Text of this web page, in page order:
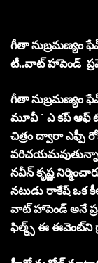
గీతా సుబ్ర‌మ‌ణ్యం
టీ..వాట్ హాపెండ్
గీతా సుబ్ర‌మ‌ణ్యం
మూవీ ` ఎ క‌ప్ ఆఫ్
చిత్రం ద్వారా ఎఫ్పీ
న‌వీన్ కృష్ణ
న‌టుడు రాకేష్ ఒక
వాట్ హాపెండ్ అనే
ఫిల్మ్స్ ఈ ఈవెంట్‌ని